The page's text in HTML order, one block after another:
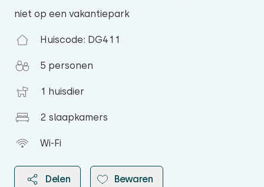
niet op een vakantiepark
Huiscode: DG411
5 personen
1 huisdier
2 slaapkamers
Wi-Fi
Delen Bewaren